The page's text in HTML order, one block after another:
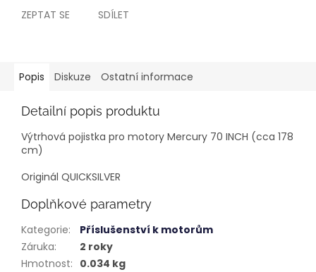
ZEPTAT SE SDÍLET
Popis Diskuze Ostatní informace
Detailní popis produktu
Výtrhová pojistka pro motory Mercury 70 INCH (cca 178
cm)
Originál QUICKSILVER
Doplňkové parametry
Kategorie:
Příslušenství k motorům
Záruka:
2 roky
Hmotnost: 0.034 kg